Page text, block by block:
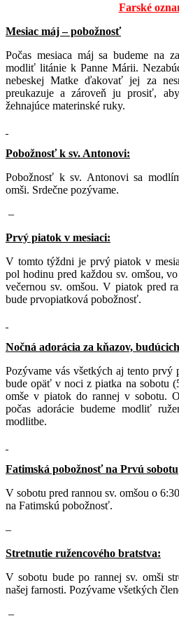
Farské
Mesiac máj – pobožnosť
Počas mesiaca máj sa budeme na
modliť litánie k Panne Márii.
nebeskej Matke ďakovať jej za
preukazuje a zároveň ju prosiť,
žehnajúce materinské ruky.
Pobožnosť k sv. Antonovi:
Pobožnosť k sv. Antonovi sa
omši. Srdečne pozývame.
–
Prvý piatok v mesiaci:
V tomto týždni je prvý piatok v
pol hodinu pred každou sv. omšou,
večernou sv. omšou. V piatok pred
bude prvopiatková pobožnosť.
Nočná adorácia za kňazov,
Pozývame vás všetkých aj tento prvý
bude opäť v noci z piatka na sobotu
omše v piatok do rannej v sobotu.
počas adorácie budeme modliť
modlitbe.
Fatimská pobožnosť na Prvú sobotu
V sobotu pred rannou sv. omšou o
na Fatimskú pobožnosť.
–
Stretnutie ružencového bratstva:
V sobotu bude po rannej sv. omši
našej farnosti. Pozývame všetkých
–